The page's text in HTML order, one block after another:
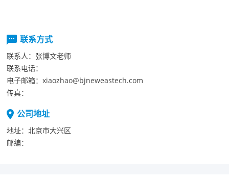
联系方式
联系人： 张博文老师
联系电话：
电子邮箱： xiaozhao@bjneweastech.com
传真：
公司地址
地址： 北京市大兴区
邮编：